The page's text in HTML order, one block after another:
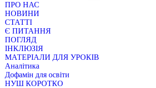
ПРО НАС
НОВИНИ
СТАТТІ
Є ПИТАННЯ
ПОГЛЯД
ІНКЛЮЗІЯ
МАТЕРІАЛИ ДЛЯ УРОКІВ
Аналітика
Дофамін для освіти
НУШ КОРОТКО